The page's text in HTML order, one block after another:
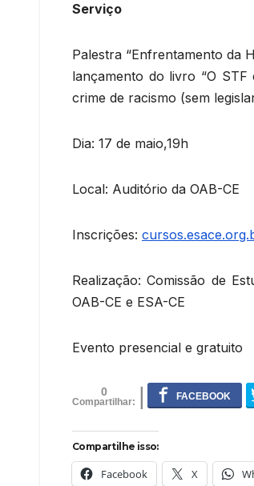
Serviço
Palestra “Enfrentamento da
lançamento do livro “O
crime de racismo (sem
Dia: 17 de maio,19h
Local: Auditório da OAB-CE
Inscrições:
Realização: Comissão de
OAB-CE e ESA-CE
Evento presencial e gratuito
0
Compartilhe isso:
Facebook X